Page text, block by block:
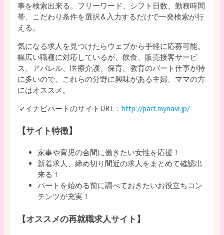
事を検索出来る。フリーワード、シフト日数、勤務時間
帯、こだわり条件を選択&入力するだけで一発検索が行
える。
気になる求人を見つけたらウェブから手軽に応募可能。
幅広い職種に対応しているが、飲食、販売接客サービ
ス、アパレル、医療介護、保育、教育のパート仕事が特
に多いので、これらの分野に興味がある主婦、ママの方
にはオススメ。
マイナビパートのサイトURL： http://part.mynavi.jp/
【サイト特徴】
家事や育児の合間に働きたい女性を応援！
新着求人、締め切り間近の求人をまとめて確認出
来る！
パートを始める前に調べておきたいお役立ちコン
テンツが充実！
【オススメの再就職求人サイト】